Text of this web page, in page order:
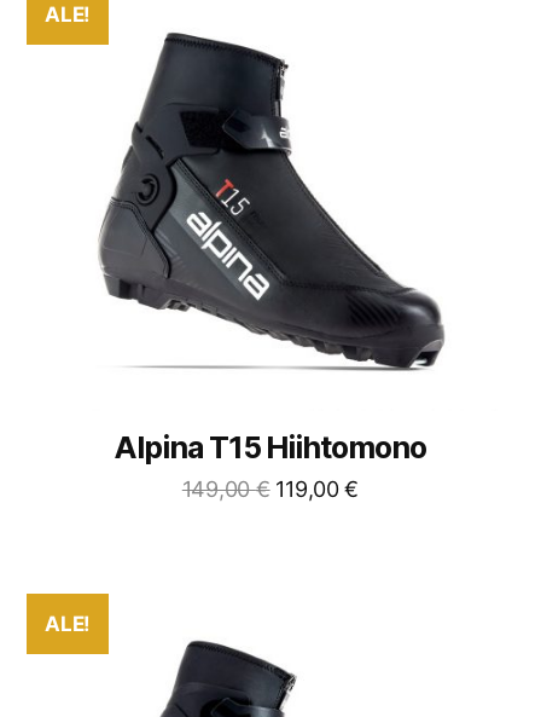
ALE!
Alpina T15 Hiihtomono
149,00€ 119,00€
ALE!